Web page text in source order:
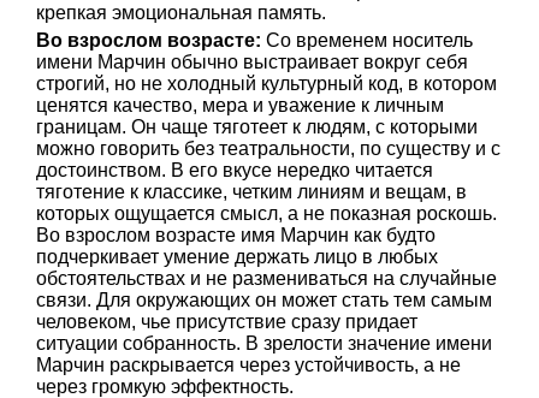
крепкая эмоциональная память.
Во взрослом возрасте: Со временем носитель
имени Марчин обычно выстраивает вокруг себя
строгий, но не холодный культурный код, в котором
ценятся качество, мера и уважение к личным
границам. Он чаще тяготеет к людям, с которыми
можно говорить без театральности, по существу и с
достоинством. В его вкусе нередко читается
тяготение к классике, четким линиям и вещам, в
которых ощущается смысл, а не показная роскошь.
Во взрослом возрасте имя Марчин как будто
подчеркивает умение держать лицо в любых
обстоятельствах и не размениваться на случайные
связи. Для окружающих он может стать тем самым
человеком, чье присутствие сразу придает
ситуации собранность. В зрелости значение имени
Марчин раскрывается через устойчивость, а не
через громкую эффектность.